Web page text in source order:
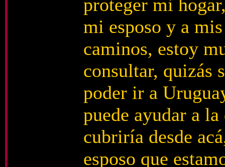
proteger mi
mi esposo y a
caminos, estoy
consultar, quizás
poder ir a
puede ayudar a
cubriría desde
esposo que